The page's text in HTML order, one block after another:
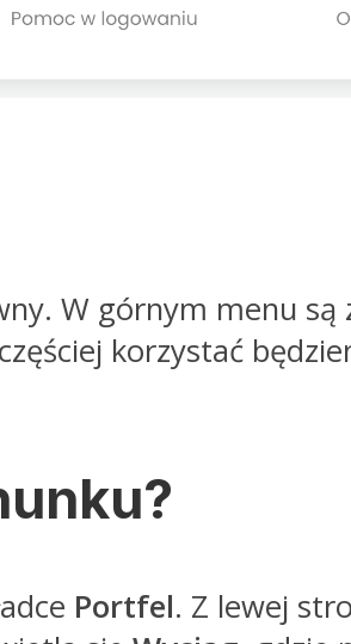
W górnym menu są
korzystać
Portfel. Z lewej